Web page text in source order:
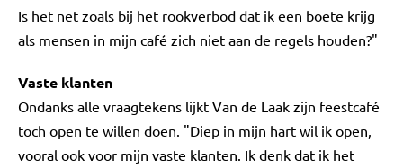
Is het net zoals bij het rookverbod dat ik een boete krijg
als mensen in mijn café zich niet aan de regels houden?"
Vaste klanten
Ondanks alle vraagtekens lijkt Van de Laak zijn feestcafé
toch open te willen doen. "Diep in mijn hart wil ik open,
vooral ook voor mijn vaste klanten. Ik denk dat ik het